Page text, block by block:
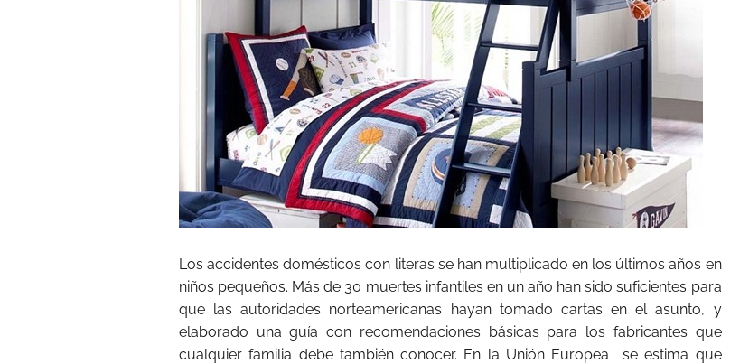
Los accidentes domésticos con literas se han multiplicado en los últimos años en
niños pequeños. Más de 30 muertes infantiles en un año han sido suficientes para
que las autoridades norteamericanas hayan tomado cartas en el asunto, y
elaborado una guía con recomendaciones básicas para los fabricantes que
cualquier familia debe también conocer. En la Unión Europea se estima que